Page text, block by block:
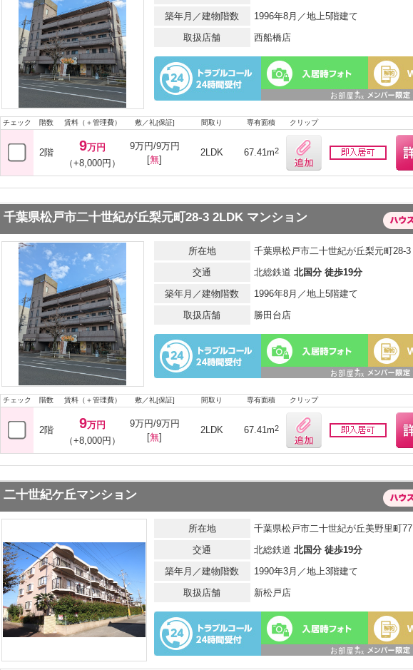
築年月／建物階数
1996年8月／地上5階建て
取扱店舗
西船橋店
チェック 階数 賃料（＋管理費） 敷／礼[保証] 間取り 専有面積 クリップ
2階 9万円
（+8,000円）
9万円/9万円
[無]
2LDK 67.41m2
千葉県松戸市二十世紀が丘梨元町28-3 2LDK マンション
所在地
千葉県松戸市二十世紀が丘梨元町28-3
交通
北総鉄道 北国分 徒歩19分
築年月／建物階数
1996年8月／地上5階建て
取扱店舗
勝田台店
チェック 階数 賃料（＋管理費） 敷／礼[保証] 間取り 専有面積 クリップ
2階 9万円
（+8,000円）
9万円/9万円
[無]
2LDK 67.41m2
二十世紀ケ丘マンション
所在地
千葉県松戸市二十世紀が丘美野里町77
交通
北総鉄道 北国分 徒歩19分
築年月／建物階数
1990年3月／地上3階建て
取扱店舗
新松戸店